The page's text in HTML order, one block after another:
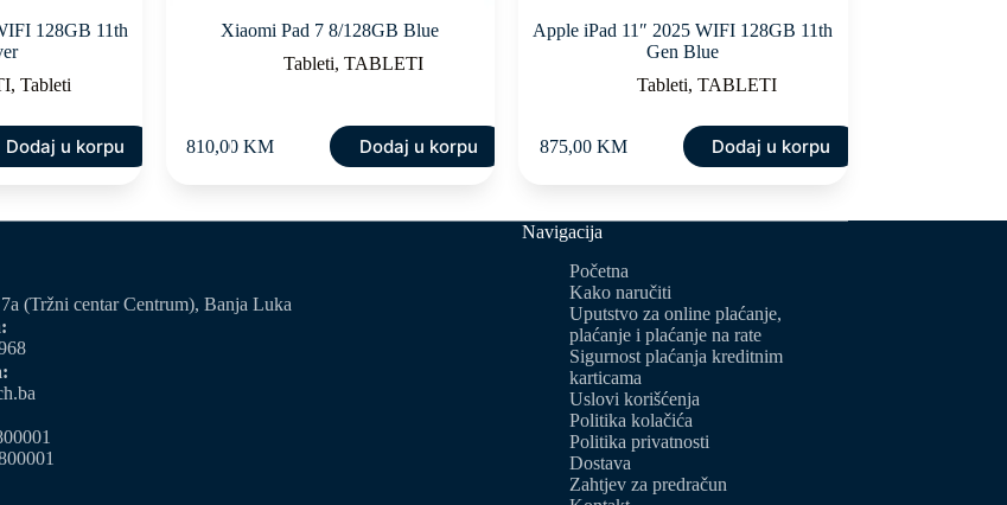
128GB 11th
,Tableti
Dodaj u korpu
Xiaomi Pad 7 8/128GB Blue
Tableti,TABLETI
810,00KM Dodaj u korpu
Apple iPad 11″ 2025 WIFI 128GB 11th
Gen Blue
Tableti, TABLETI
875,00 KM Dodaj u korpu
(Tržni centar Centrum), Banja Luka
Navigacija
Početna
Kako naručiti
Uputstvo za online plaćanje,
plaćanje i plaćanje na rate
Sigurnost plaćanja kreditnim
karticama
Uslovi korišćenja
Politika kolačića
Politika privatnosti
Dostava
Zahtjev za predračun